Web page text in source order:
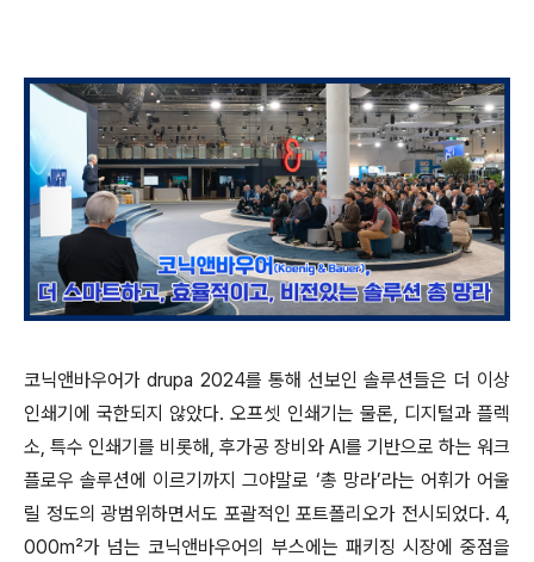
코닉앤바우어가 drupa 2024를 통해 선보인 솔루션들은 더 이상
인쇄기에 국한되지 않았다. 오프셋 인쇄기는 물론, 디지털과 플렉
소, 특수 인쇄기를 비롯해, 후가공 장비와 AI를 기반으로 하는 워크
플로우 솔루션에 이르기까지 그야말로 ‘총 망라’라는 어휘가 어울
릴 정도의 광범위하면서도 포괄적인 포트폴리오가 전시되었다. 4,
000m²가 넘는 코닉앤바우어의 부스에는 패키징 시장에 중점을